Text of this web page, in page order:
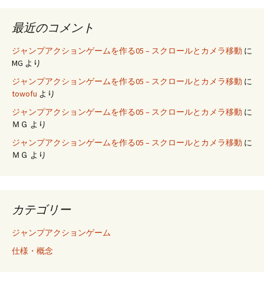
最近のコメント
ジャンプアクションゲームを作る05 – スクロールとカメラ移動 に
MG より
ジャンプアクションゲームを作る05 – スクロールとカメラ移動 に
towofu より
ジャンプアクションゲームを作る05 – スクロールとカメラ移動 に
ＭＧ より
ジャンプアクションゲームを作る05 – スクロールとカメラ移動 に
ＭＧ より
カテゴリー
ジャンプアクションゲーム
仕様・概念